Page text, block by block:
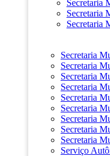
Secretaria
Secretaria
Secretaria
Secretaria
Secretaria
Secretaria
Secretaria
Secretaria
Secretaria
Secretaria
Secretaria
Secretaria
Serviço